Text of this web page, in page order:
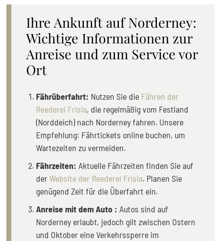
Ihre Ankunft auf Norderney:
Wichtige Informationen zur
Anreise und zum Service vor
Ort
Fährüberfahrt: Nutzen Sie die Fähren der
Reederei Frisia, die regelmäßig vom Festland
(Norddeich) nach Norderney fahren. Unsere
Empfehlung: Fährtickets online buchen, um
Wartezeiten zu vermeiden.
Fährzeiten: Aktuelle Fährzeiten finden Sie auf
derWebsite der Reederei Frisia. Planen Sie
genügend Zeit für die Überfahrt ein.
Anreise mit dem Auto : Autos sind auf
Norderney erlaubt, jedoch gilt zwischen Ostern
und Oktober eine Verkehrssperre im